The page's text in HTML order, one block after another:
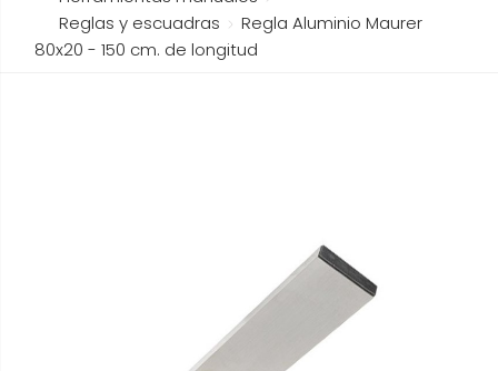
Reglas y escuadras
Regla Aluminio Maurer
80x20 - 150 cm. de longitud